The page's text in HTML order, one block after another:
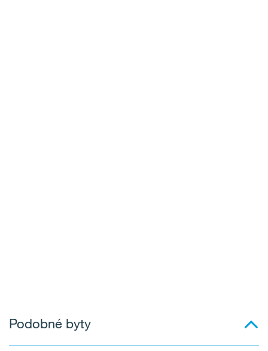
Podobné byty